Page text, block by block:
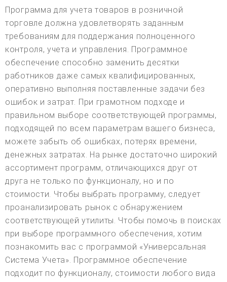
Программа для учета товаров в розничной
торговле должна удовлетворять заданным
требованиям для поддержания полноценного
контроля, учета и управления. Программное
обеспечение способно заменить десятки
работников даже самых квалифицированных,
оперативно выполняя поставленные задачи без
ошибок и затрат. При грамотном подходе и
правильном выборе соответствующей программы,
подходящей по всем параметрам вашего бизнеса,
можете забыть об ошибках, потерях времени,
денежных затратах. На рынке достаточно широкий
ассортимент программ, отличающихся друг от
друга не только по функционалу, но и по
стоимости. Чтобы выбрать программу, следует
проанализировать рынок с обнаружением
соответствующей утилиты. Чтобы помочь в поисках
при выборе программного обеспечения, хотим
познакомить вас с программой «Универсальная
Система Учета». Программное обеспечение
подходит по функционалу, стоимости любого вида